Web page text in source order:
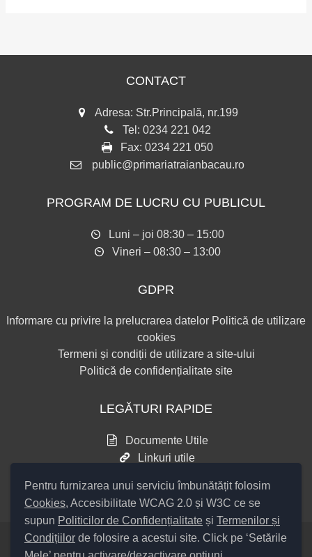
Pentru furnizarea unui serviciu îmbunătățit folosim
Cookies, Accesibilitate WCAG 2.0 și W3C ce se
supun Politicilor de Confidențialitate și Termenilor și
Condițiilor de folosire a acestui site. Click pe ‘Setările
CONTACT
Adresa: Str.Principală, nr.199
Tel: 0234 221 042
Fax: 0234 221 050
public@primariatraianbacau.ro
PROGRAM DE LUCRU CU PUBLICUL
Luni – joi 08:30 – 15:00
Vineri – 08:30 – 13:00
GDPR
Informare cu privire la prelucrarea datelor Politică de utilizare
cookies
Termeni și condiții de utilizare a site-ului
Politică de confidențialitate site
LEGĂTURI RAPIDE
Documente Utile
Linkuri utile